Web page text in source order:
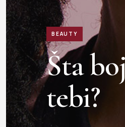
BEAUTY
Šta
tebi?